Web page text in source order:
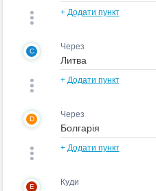
+ Додати пункт
C Через
+ Додати пункт
D Через
+ Додати пункт
E Куди